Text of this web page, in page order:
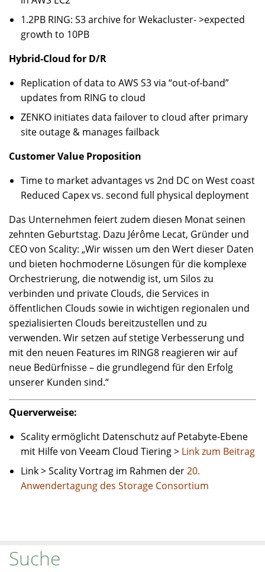
1.2PB RING: S3 archive for Wekacluster- >expected
growth to 10PB
Hybrid-Cloud for D/R
Replication of data to AWS S3 via “out-of-band”
updates from RING to cloud
ZENKO initiates data failover to cloud after primary
site outage & manages failback
Customer Value Proposition
Time to market advantages vs 2nd DC on West coast
Reduced Capex vs. second full physical deployment
Das Unternehmen feiert zudem diesen Monat seinen
zehnten Geburtstag. Dazu Jérôme Lecat, Gründer und
CEO von Scality: „Wir wissen um den Wert dieser Daten
und bieten hochmoderne Lösungen für die komplexe
Orchestrierung, die notwendig ist, um Silos zu
verbinden und private Clouds, die Services in
öffentlichen Clouds sowie in wichtigen regionalen und
spezialisierten Clouds bereitzustellen und zu
verwenden. Wir setzen auf stetige Verbesserung und
mit den neuen Features im RING8 reagieren wir auf
neue Bedürfnisse – die grundlegend für den Erfolg
unserer Kunden sind.“
Querverweise:
Scality ermöglicht Datenschutz auf Petabyte-Ebene
mit Hilfe von Veeam Cloud Tiering > Link zum Beitrag
Link > Scality Vortrag im Rahmen der20.
Anwendertagung des Storage Consortium
Suche